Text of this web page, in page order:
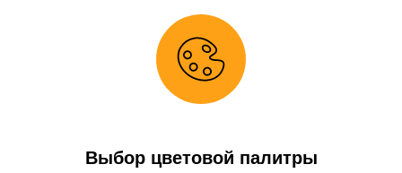
Выбор цветовой палитры